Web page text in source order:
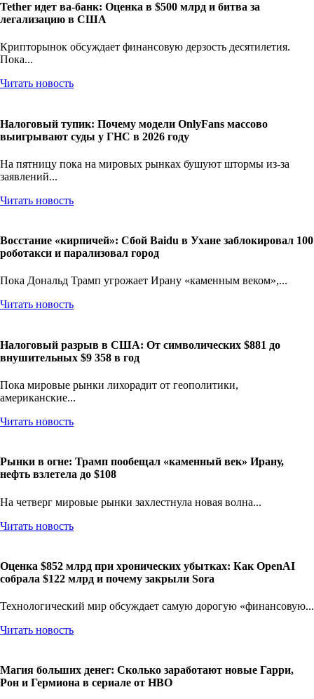
Tether идет ва-банк: Оценка в $500 млрд и битва за
легализацию в США
Крипторынок обсуждает финансовую дерзость десятилетия.
Пока...
Читать новость
Налоговый тупик: Почему модели OnlyFans массово
выигрывают суды у ГНС в 2026 году
На пятницу пока на мировых рынках бушуют штормы из-за
заявлений...
Читать новость
Восстание «кирпичей»: Сбой Baidu в Ухане заблокировал 100
роботакси и парализовал город
Пока Дональд Трамп угрожает Ирану «каменным веком»,...
Читать новость
Налоговый разрыв в США: От символических $881 до
внушительных $9 358 в год
Пока мировые рынки лихорадит от геополитики,
американские...
Читать новость
Рынки в огне: Трамп пообещал «каменный век» Ирану,
нефть взлетела до $108
На четверг мировые рынки захлестнула новая волна...
Читать новость
Оценка $852 млрд при хронических убытках: Как OpenAI
собрала $122 млрд и почему закрыли Sora
Технологический мир обсуждает самую дорогую «финансовую...
Читать новость
Магия больших денег: Сколько заработают новые Гарри,
Рон и Гермиона в сериале от HBO